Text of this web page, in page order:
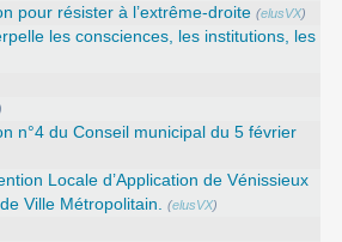
pour résister à l’extrême-droite (elusVX)
les consciences, les institutions, les
n°4 du Conseil municipal du 5 février
Locale d’Application de Vénissieux
Ville Métropolitain. (elusVX)